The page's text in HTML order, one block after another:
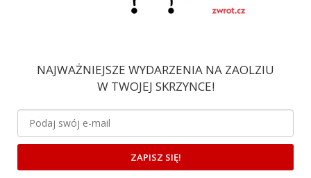
NAJWAŻNIEJSZE WYDARZENIA NA ZAOLZIU
W TWOJEJ SKRZYNCE!
ZAPISZ SIĘ!